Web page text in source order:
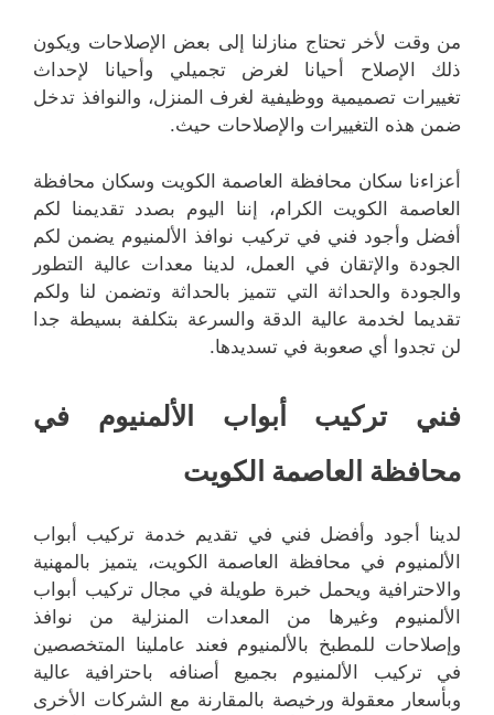
من وقت لأخر تحتاج منازلنا إلى بعض الإصلاحات ويكون
ذلك الإصلاح أحيانا لغرض تجميلي وأحيانا لإحداث
تغييرات تصميمية ووظيفية لغرف المنزل، والنوافذ تدخل
ضمن هذه التغييرات والإصلاحات حيث.
أعزاءنا سكان محافظة العاصمة الكويت وسكان محافظة
العاصمة الكويت الكرام، إننا اليوم بصدد تقديمنا لكم
أفضل وأجود فني في تركيب نوافذ الألمنيوم يضمن لكم
الجودة والإتقان في العمل، لدينا معدات عالية التطور
والجودة والحداثة التي تتميز بالحداثة وتضمن لنا ولكم
تقديما لخدمة عالية الدقة والسرعة بتكلفة بسيطة جدا
لن تجدوا أي صعوبة في تسديدها.
فني تركيب أبواب الألمنيوم في
محافظة العاصمة الكويت
لدينا أجود وأفضل فني في تقديم خدمة تركيب أبواب
الألمنيوم في محافظة العاصمة الكويت، يتميز بالمهنية
والاحترافية ويحمل خبرة طويلة في مجال تركيب أبواب
الألمنيوم وغيرها من المعدات المنزلية من نوافذ
وإصلاحات للمطبخ بالألمنيوم فعند عاملينا المتخصصين
في تركيب الألمنيوم بجميع أصنافه باحترافية عالية
وبأسعار معقولة ورخيصة بالمقارنة مع الشركات الأخرى